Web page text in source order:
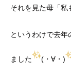
それを見た母「私
というわけで去
ました (・∀・)